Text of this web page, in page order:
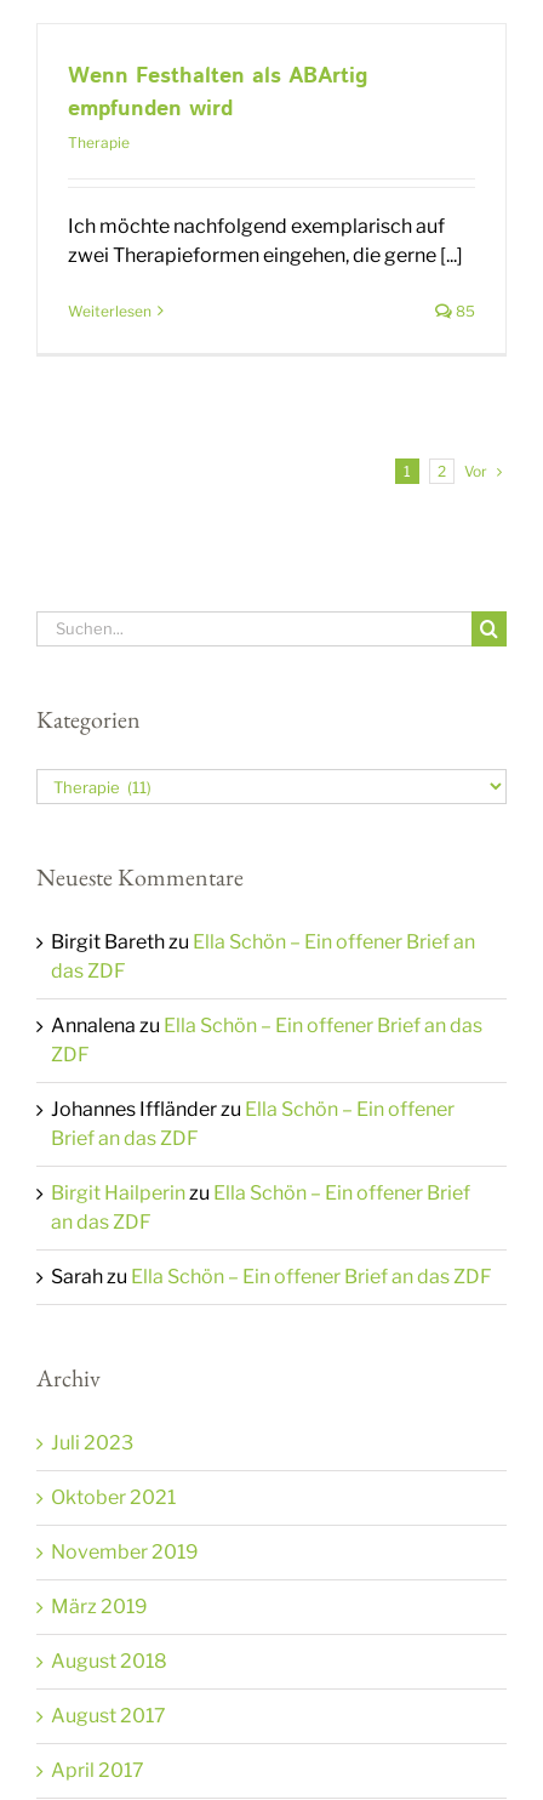
Wenn Festhalten als ABArtig
empfunden wird
Therapie
Ich möchte nachfolgend exemplarisch auf
zwei Therapieformen eingehen, die gerne [...]
Weiterlesen 85
1 2 Vor
Suche
nach:
Kategorien
Kategorien
Neueste Kommentare
Birgit Barethzu Ella Schön – Ein offener Brief an
das ZDF
Annalena zu Ella Schön – Ein offener Brief an das
ZDF
Johannes Iffländerzu Ella Schön – Ein offener
Brief an das ZDF
Birgit Hailperinzu Ella Schön – Ein offener Brief
an das ZDF
Sarahzu Ella Schön – Ein offener Brief an das ZDF
Archiv
Juli 2023
Oktober 2021
November 2019
März 2019
August 2018
August 2017
April 2017